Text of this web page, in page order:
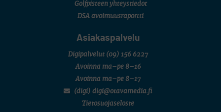
Golfpisteen yhteystiedot
DSA avoimuusraportti
Asiakaspalvelu
Digipalvelut (09) 156 6227
Avoinna ma–pe 8–16
Avoinna ma–pe 8–17
(digi) digi@otavamedia.fi
Tietosuojaseloste